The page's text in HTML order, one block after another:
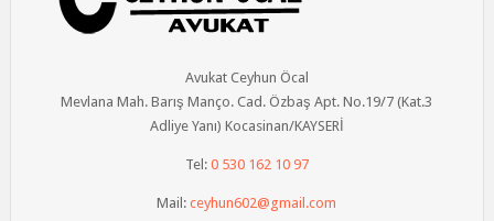
Avukat Ceyhun Öcal
Mevlana Mah. Barış Manço. Cad. Özbaş Apt. No.19/7 (Kat.3
Adliye Yanı) Kocasinan/KAYSERİ
Tel: 0 530 162 10 97
Mail:ceyhun602@gmail.com